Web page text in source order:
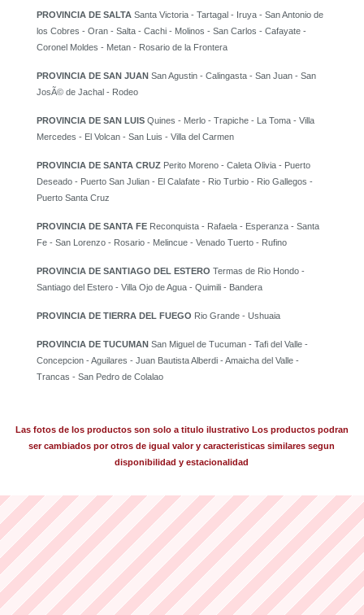
PROVINCIA DE SALTA Santa Victoria - Tartagal - Iruya - San Antonio de
los Cobres - Oran - Salta - Cachi - Molinos - San Carlos - Cafayate -
Coronel Moldes - Metan - Rosario de la Frontera
PROVINCIA DE SAN JUAN San Agustin - Calingasta - San Juan - San
JosÃ© de Jachal - Rodeo
PROVINCIA DE SAN LUIS Quines - Merlo - Trapiche - La Toma - Villa
Mercedes - El Volcan - San Luis - Villa del Carmen
PROVINCIA DE SANTA CRUZ Perito Moreno - Caleta Olivia - Puerto
Deseado - Puerto San Julian - El Calafate - Rio Turbio - Rio Gallegos -
Puerto Santa Cruz
PROVINCIA DE SANTA FE Reconquista - Rafaela - Esperanza - Santa
Fe - San Lorenzo - Rosario - Melincue - Venado Tuerto - Rufino
PROVINCIA DE SANTIAGO DEL ESTERO Termas de Rio Hondo -
Santiago del Estero - Villa Ojo de Agua - Quimili - Bandera
PROVINCIA DE TIERRA DEL FUEGO Rio Grande - Ushuaia
PROVINCIA DE TUCUMAN San Miguel de Tucuman - Tafi del Valle -
Concepcion - Aguilares - Juan Bautista Alberdi - Amaicha del Valle -
Trancas - San Pedro de Colalao
Las fotos de los productos son solo a titulo ilustrativo Los productos podran
ser cambiados por otros de igual valor y caracteristicas similares segun
disponibilidad y estacionalidad